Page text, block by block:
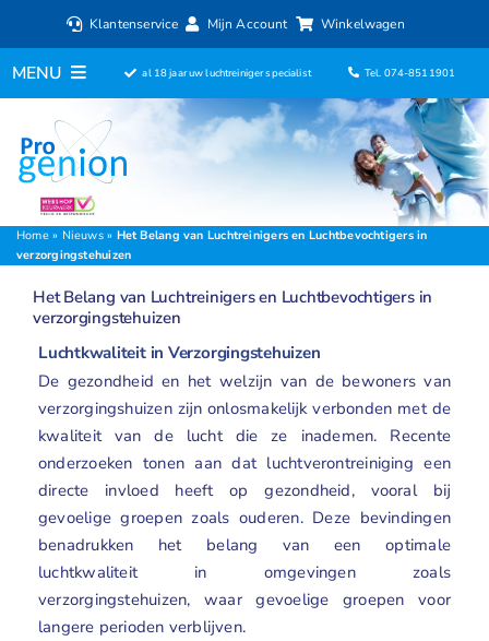
inhoud
Klantenservice Mijn Account Winkelwagen
MENU
Home
Luchtreinigers
Filters
Luchtbevochtigers
Ventilatoren
ionisator
Aromadiffusers
Geuren
Contact
al 18 jaar uw luchtreiniger specialist Tel. 074-8511901
Home» Nieuws» Het Belang van Luchtreinigers en Luchtbevochtigers in
verzorgingstehuizen
Het Belang van Luchtreinigers en Luchtbevochtigers in
verzorgingstehuizen
Luchtkwaliteit in Verzorgingstehuizen
De gezondheid en het welzijn van de bewoners van
verzorgingshuizen zijn onlosmakelijk verbonden met de
kwaliteit van de lucht die ze inademen. Recente
onderzoeken tonen aan dat luchtverontreiniging een
directe invloed heeft op gezondheid, vooral bij
gevoelige groepen zoals ouderen. Deze bevindingen
benadrukken het belang van een optimale
luchtkwaliteit in omgevingen zoals
verzorgingstehuizen, waar gevoelige groepen voor
langere perioden verblijven.